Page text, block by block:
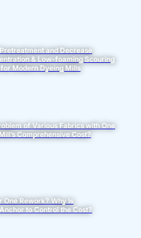
and Decrease
& Low-foaming Scouring
Modern Dyeing Mills
of Various Fabrics with One
Comprehensive Cost?
One Rework? Why Is
to Control the Cost?